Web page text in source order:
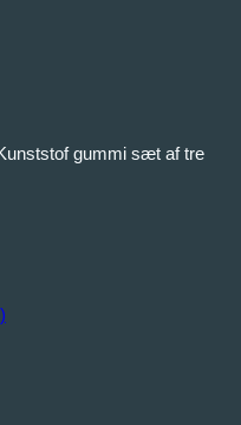
gummi sæt af tre